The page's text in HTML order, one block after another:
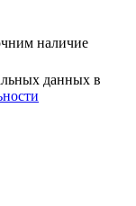
наличие
данных в